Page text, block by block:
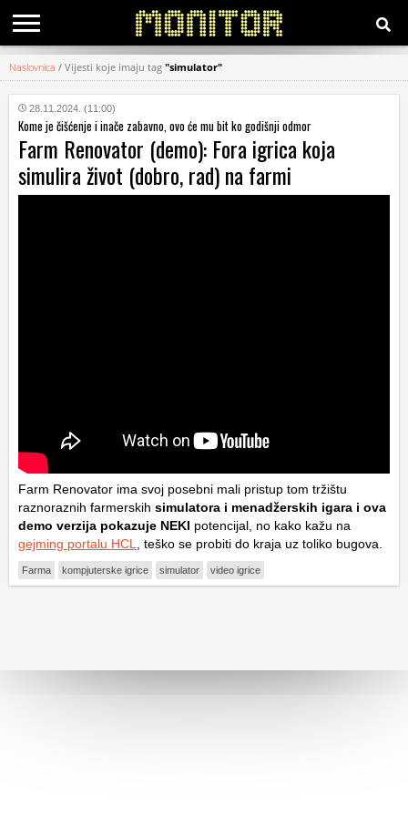
KATEGORIJE
HRVATSKI
WEB
Naslovnica / Vijesti koje imaju tag "simulator"
28.11.2024. (11:00)
Kome je čišćenje i inače zabavno, ovo će mu bit ko godišnji odmor
Farm Renovator (demo): Fora igrica koja
simulira život (dobro, rad) na farmi
Farm Renovator ima svoj posebni mali pristup tom tržištu
raznoraznih farmerskih simulatora i menadžerskih igara i ova
demo verzija pokazuje NEKI potencijal, no kako kažu na
gejming portalu HCL
, teško se probiti do kraja uz toliko bugova.
Farma kompjuterske igrice simulator video igrice